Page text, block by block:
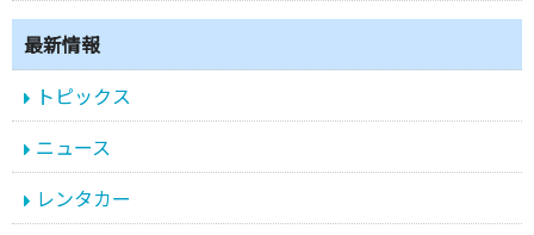
最新情報
トピックス
ニュース
レンタカー